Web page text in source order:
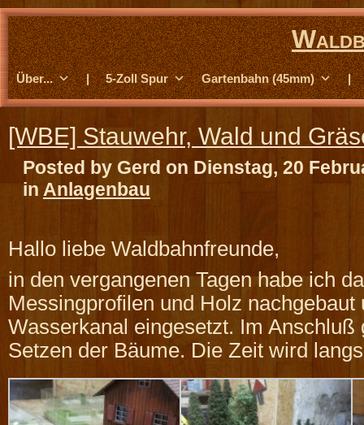
Über... | 5-Zoll Spur Gartenbahn (45mm) |
[WBE] Stauwehr, Wald und
Posted by Gerd on Dienstag, 20
in Anlagenbau
Hallo liebe Waldbahnfreunde,
in den vergangenen Tagen habe ich
Messingprofilen und Holz nachgebaut
Wasserkanal eingesetzt. Im Anschluß
Setzen der Bäume. Die Zeit wird